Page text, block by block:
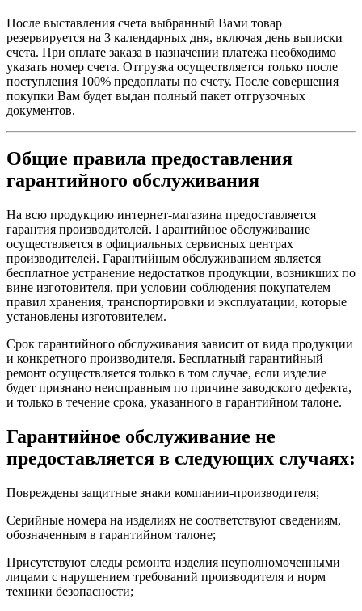
После выставления счета выбранный Вами товар
резервируется на 3 календарных дня, включая день выписки
счета. При оплате заказа в назначении платежа необходимо
указать номер счета. Отгрузка осуществляется только после
поступления 100% предоплаты по счету. После совершения
покупки Вам будет выдан полный пакет отгрузочных
документов.
Общие правила предоставления
гарантийного обслуживания
На всю продукцию интернет-магазина предоставляется
гарантия производителей. Гарантийное обслуживание
осуществляется в официальных сервисных центрах
производителей. Гарантийным обслуживанием является
бесплатное устранение недостатков продукции, возникших по
вине изготовителя, при условии соблюдения покупателем
правил хранения, транспортировки и эксплуатации, которые
установлены изготовителем.
Срок гарантийного обслуживания зависит от вида продукции
и конкретного производителя. Бесплатный гарантийный
ремонт осуществляется только в том случае, если изделие
будет признано неисправным по причине заводского дефекта,
и только в течение срока, указанного в гарантийном талоне.
Гарантийное обслуживание не
предоставляется в следующих случаях:
Повреждены защитные знаки компании-производителя;
Серийные номера на изделиях не соответствуют сведениям,
обозначенным в гарантийном талоне;
Присутствуют следы ремонта изделия неуполномоченными
лицами с нарушением требований производителя и норм
техники безопасности;